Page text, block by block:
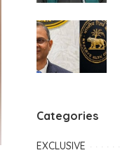
Categories
EXCLUSIVE